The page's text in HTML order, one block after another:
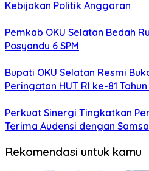
Kebijakan Politik Anggaran
Pemkab OKU Selatan Bedah
Posyandu 6 SPM
Bupati OKU Selatan Resmi
Peringatan HUT RI ke-81
Perkuat Sinergi Tingkatkan
Terima Audensi dengan
Rekomendasi untuk kamu